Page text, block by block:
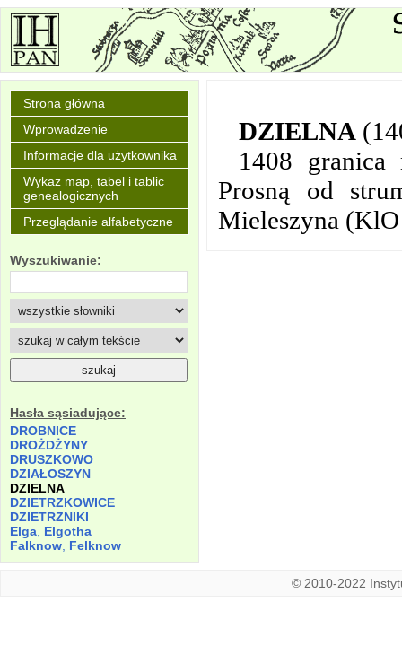
Strona główna
Wprowadzenie
Informacje dla użytkownika
Wykaz map, tabel i tablic
genealogicznych
Przeglądanie alfabetyczne
Wyszukiwanie:
Hasła sąsiadujące:
DROBNICE
DROŻDŻYNY
DRUSZKOWO
DZIAŁOSZYN
DZIELNA
DZIETRZKOWICE
DZIETRZNIKI
Elga Elgotha
Falknow Felknow
DZIELNA
1408 granica
Prosną od
Mieleszyna
© 2010-2022